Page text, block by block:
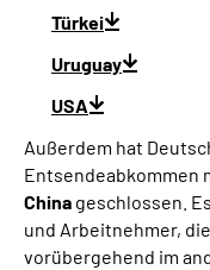
Türkei
Uruguay
USA
Außerdem hat
Entsendeabkommen
China geschlossen.
und Arbeitnehmer,
vorübergehend im